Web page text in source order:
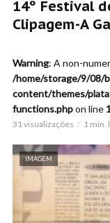
14º Festival
Clipagem-A
Warning: A non-
/home/storage/9/08/
content/themes/
functions.phpon line
31 visualizações 1 min.
IMAGEM